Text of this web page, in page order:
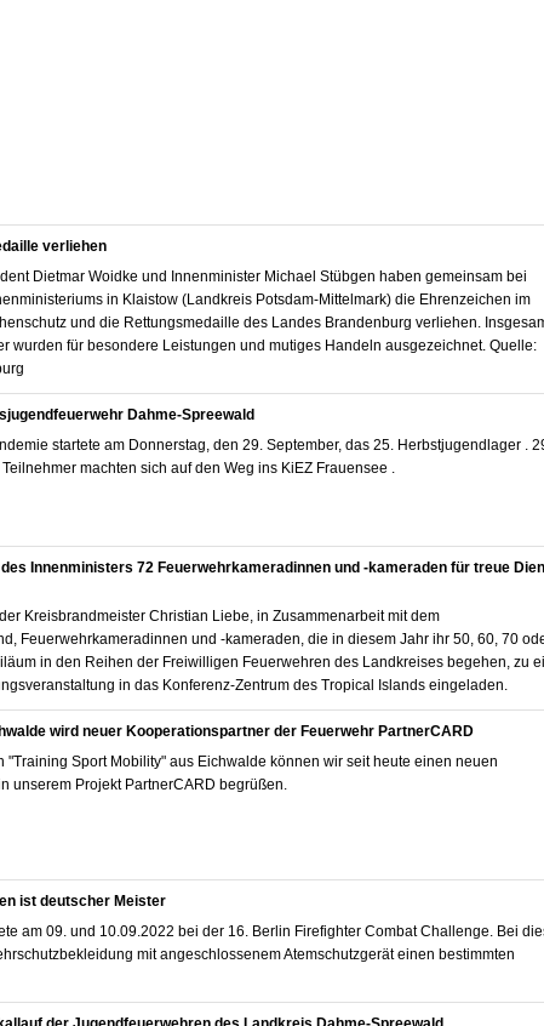
verliehen
Dietmar Woidke und Innenminister Michael Stübgen haben gemeinsam bei
in Klaistow (Landkreis Potsdam-Mittelmark) die Ehrenzeichen im
und die Rettungsmedaille des Landes Brandenburg verliehen.
wurden für besondere Leistungen und mutiges Handeln ausgezeichnet. Quelle:
Dahme-Spreewald
startete am Donnerstag, den 29. September, das 25. Herbstjugendlager .
machten sich auf den Weg ins KiEZ Frauensee .
Innenministers 72 Feuerwehrkameradinnen und -kameraden für treue
Kreisbrandmeister Christian Liebe, in Zusammenarbeit mit dem
Feuerwehrkameradinnen und -kameraden, die in diesem Jahr ihr 50, 60, 70
in den Reihen der Freiwilligen Feuerwehren des Landkreises begehen, zu
in das Konferenz-Zentrum des Tropical Islands eingeladen.
wird neuer Kooperationspartner der Feuerwehr PartnerCARD
"Training Sport Mobility" aus Eichwalde können wir seit heute einen neuen
unserem Projekt PartnerCARD begrüßen.
ist deutscher Meister
am 09. und 10.09.2022 bei der 16. Berlin Firefighter Combat Challenge. Bei
mit angeschlossenem Atemschutzgerät einen bestimmten